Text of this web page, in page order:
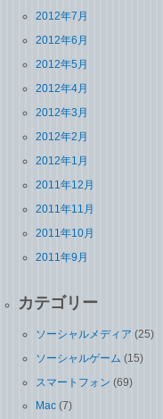
2012年7月
2012年6月
2012年5月
2012年4月
2012年3月
2012年2月
2012年1月
2011年12月
2011年11月
2011年10月
2011年9月
カテゴリー
ソーシャルメディア (25)
ソーシャルゲーム (15)
スマートフォン (69)
Mac (7)